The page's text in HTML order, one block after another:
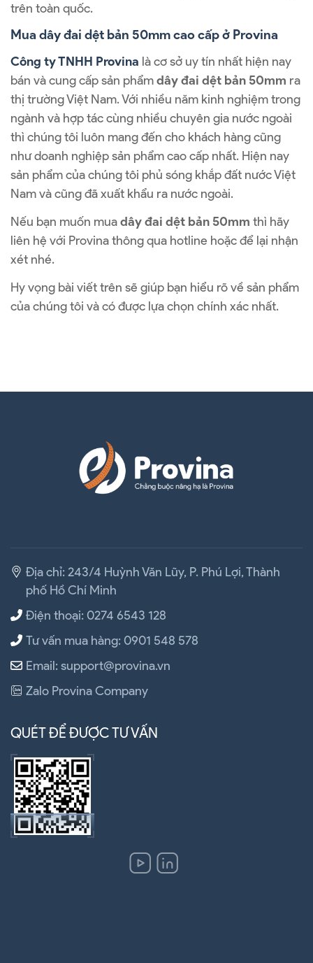
trên toàn quốc.
Mua dây đai dệt bản 50mm cao cấp ở Provina
Công ty TNHH Provina là cơ sở uy tín nhất hiện nay
bán và cung cấp sản phẩmdây đai dệt bản 50mm ra
thị trường Việt Nam. Với nhiều năm kinh nghiệm trong
ngành và hợp tác cùng nhiều chuyên gia nước ngoài
thì chúng tôi luôn mang đến cho khách hàng cũng
như doanh nghiệp sản phẩm cao cấp nhất. Hiện nay
sản phẩm của chúng tôi phủ sóng khắp đất nước Việt
Nam và cũng đã xuất khẩu ra nước ngoài.
Nếu bạn muốn muadây đai dệt bản 50mm thì hãy
liên hệ với Provina thông qua hotline hoặc để lại nhận
xét nhé.
Hy vọng bài viết trên sẽ giúp bạn hiểu rõ về sản phẩm
của chúng tôi và có được lựa chọn chính xác nhất.
Địa chỉ: 243/4 Huỳnh Văn Lũy, P. Phú Lợi, Thành
phố Hồ Chí Minh
Điện thoại: 0274 6543 128
Tư vấn mua hàng: 0901 548 578
Email: support@provina.vn
Zalo Provina Company
QUÉT ĐỂ ĐƯỢC TƯ VẤN